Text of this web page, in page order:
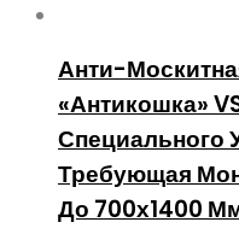
Анти-
«Антикошка»
Специального
Требующая
До 700х1400